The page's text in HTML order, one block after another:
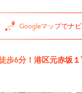
Googleマップでナビ
歩6分！港区元赤坂